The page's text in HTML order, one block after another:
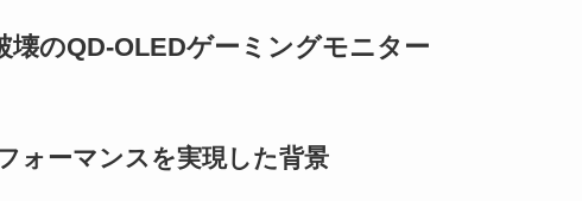
壊のQD-OLEDゲーミングモニター
ォーマンスを実現した背景